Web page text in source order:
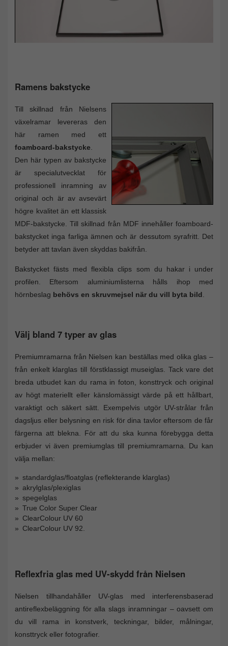
Ramens bakstycke
Till skillnad från Nielsens
växelramar levereras den
här ramen med ett
foamboard-bakstycke
Den här typen av bakstycke
är specialutvecklat för
professionell inramning av
original och är av avsevärt
högre kvalitet än ett klassisk
MDF-bakstycke. Till skillnad från MDF innehåller foamboard-
bakstycket inga farliga ämnen och är dessutom syrafritt. Det
betyder att tavlan även skyddas bakifrån.
Bakstycket fästs med flexibla clips som du hakar i under
profilen. Eftersom aluminiumlisterna hålls ihop med
hörnbeslag behövs en skruvmejsel när du vill byta bild
Välj bland 7 typer av glas
Premiumramarna från Nielsen kan beställas med olika glas –
från enkelt klarglas till förstklassigt museiglas. Tack vare det
breda utbudet kan du rama in foton, konsttryck och original
av högt materiellt eller känslomässigt värde på ett hållbart,
varaktigt och säkert sätt. Exempelvis utgör UV-strålar från
dagsljus eller belysning en risk för dina tavlor eftersom de får
färgerna att blekna. För att du ska kunna förebygga detta
erbjuder vi även premiumglas till premiumramarna. Du kan
välja mellan:
standardglas/floatglas (reflekterande klarglas)
akrylglas/plexiglas
spegelglas
True Color Super Clear
ClearColour UV 60
ClearColour UV 92.
Reflexfria glas med UV-skydd från Nielsen
Nielsen tillhandahåller UV-glas med interferensbaserad
antireflexbeläggning för alla slags inramningar – oavsett om
du vill rama in konstverk, teckningar, bilder, målningar,
konsttryck eller fotografier.